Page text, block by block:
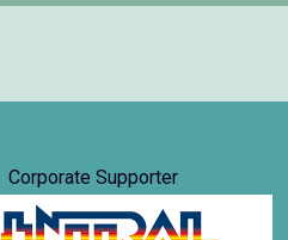
Corporate Supporter